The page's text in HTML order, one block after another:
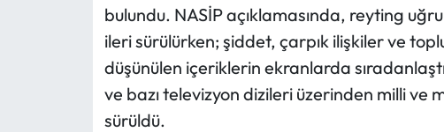
bulundu. NASİP açıklamasında, reyting
ileri sürülürken; şiddet, çarpık ilişkiler ve
düşünülen içeriklerin ekranlarda
ve bazı televizyon dizileri üzerinden milli ve
sürüldü.